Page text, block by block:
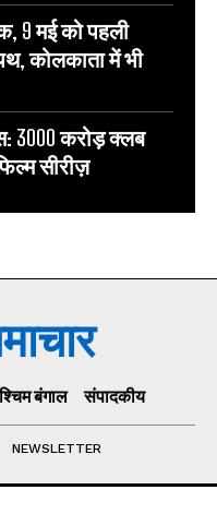
9 मई को पहली
कोलकाता में भी
3000 करोड़ क्लब
सीरीज़
बंगाल संपादकीय
NEWSLETTER